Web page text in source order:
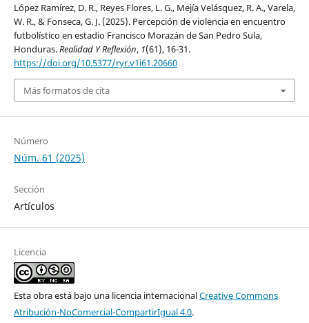
López Ramírez, D. R., Reyes Flores, L. G., Mejía Velásquez, R. A., Varela,
W. R., & Fonseca, G. J. (2025). Percepción de violencia en encuentro
futbolístico en estadio Francisco Morazán de San Pedro Sula,
Honduras.Realidad Y Reflexión, 1(61), 16-31.
https://doi.org/10.5377/ryr.v1i61.20660
Más formatos de cita
Número
Núm. 61 (2025)
Sección
Artículos
Licencia
Esta obra está bajo una licencia internacionalCreative Commons
Atribución-NoComercial-CompartirIgual 4.0.